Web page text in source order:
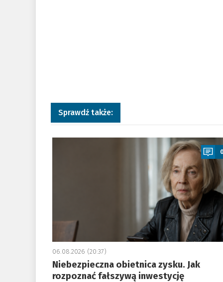
Sprawdź także:
a
06.08.2026 (20:37)
Niebezpieczna obietnica zysku. Jak
rozpoznać fałszywą inwestycję